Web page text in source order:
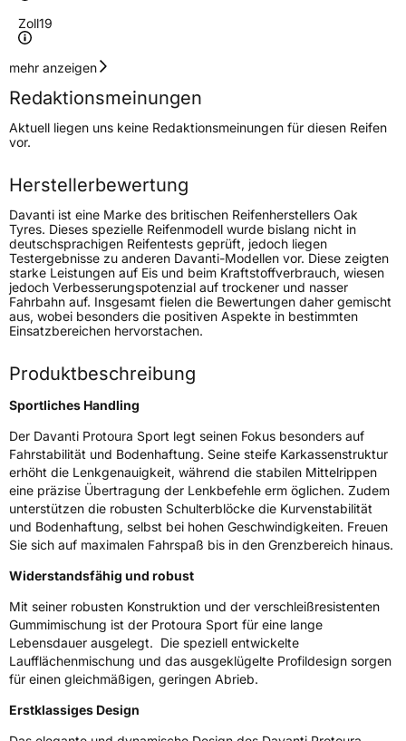
Zoll19
Geschwindigkeitsindex
Höchstgeschwindigkeit
300 km/h
Lastindex100
Höchstlast800 kg
Gewicht (in kg) 12,63 kg
Generelle Merkmale
FahrzeugtypPKW
Verwendung Sommerreifen
ModellnameProtoura Sport
Fahrzeugart
PKW & SUV
Weitere Eigenschaften
SchlauchtypTL
ZustandNeureifen
EU Label
Effizienz
NasshaftungA
Rollgeräusch (Klasse)B
Rollgeräusch (dB)70
mehr anzeigen
Redaktionsmeinungen
Aktuell liegen uns keine Redaktionsmeinungen für diesen Reifen
vor.
Herstellerbewertung
Davanti ist eine Marke des britischen Reifenherstellers Oak
Tyres. Dieses spezielle Reifenmodell wurde bislang nicht in
deutschsprachigen Reifentests geprüft, jedoch liegen
Testergebnisse zu anderen Davanti-Modellen vor. Diese zeigten
starke Leistungen auf Eis und beim Kraftstoffverbrauch, wiesen
jedoch Verbesserungspotenzial auf trockener und nasser
Fahrbahn auf. Insgesamt fielen die Bewertungen daher gemischt
aus, wobei besonders die positiven Aspekte in bestimmten
Einsatzbereichen hervorstachen.
Produktbeschreibung
Sportliches Handling
Der Davanti Protoura Sport legt seinen Fokus besonders auf
Fahrstabilität und Bodenhaftung. Seine steife Karkassenstruktur
erhöht die Lenkgenauigkeit, während die stabilen Mittelrippen
eine präzise Übertragung der Lenkbefehle erm öglichen. Zudem
unterstützen die robusten Schulterblöcke die Kurvenstabilität
und Bodenhaftung, selbst bei hohen Geschwindigkeiten. Freuen
Sie sich auf maximalen Fahrspaß bis in den Grenzbereich hinaus.
Widerstandsfähig und robust
Mit seiner robusten Konstruktion und der verschleißresistenten
Gummimischung ist der Protoura Sport für eine lange
Lebensdauer ausgelegt. Die speziell entwickelte
Laufflächenmischung und das ausgeklügelte Profildesign sorgen
für einen gleichmäßigen, geringen Abrieb.
Erstklassiges Design